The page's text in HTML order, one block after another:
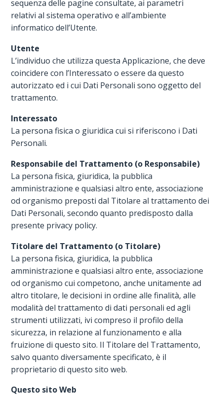
sequenza delle pagine consultate, ai parametri
relativi al sistema operativo e all’ambiente
informatico dell’Utente.
Utente
L’individuo che utilizza questa Applicazione, che deve
coincidere con l’Interessato o essere da questo
autorizzato ed i cui Dati Personali sono oggetto del
trattamento.
Interessato
La persona fisica o giuridica cui si riferiscono i Dati
Personali.
Responsabile del Trattamento (o Responsabile)
La persona fisica, giuridica, la pubblica
amministrazione e qualsiasi altro ente, associazione
od organismo preposti dal Titolare al trattamento dei
Dati Personali, secondo quanto predisposto dalla
presente privacy policy.
Titolare del Trattamento (o Titolare)
La persona fisica, giuridica, la pubblica
amministrazione e qualsiasi altro ente, associazione
od organismo cui competono, anche unitamente ad
altro titolare, le decisioni in ordine alle finalità, alle
modalità del trattamento di dati personali ed agli
strumenti utilizzati, ivi compreso il profilo della
sicurezza, in relazione al funzionamento e alla
fruizione di questo sito. Il Titolare del Trattamento,
salvo quanto diversamente specificato, è il
proprietario di questo sito web.
Questo sito Web